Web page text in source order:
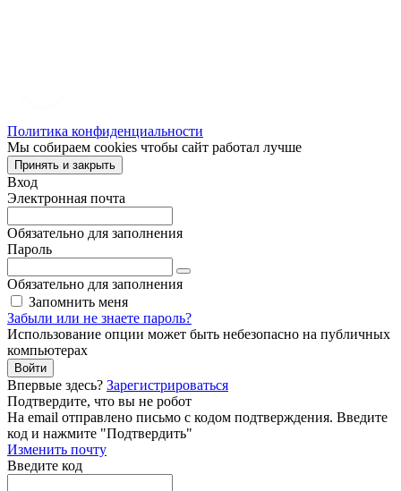
Политика конфиденциальности
Мы собираем cookies чтобы сайт работал лучше
Принять и закрыть
Вход
Электронная почта
Обязательно для заполнения
Пароль
Обязательно для заполнения
Запомнить меня
Забыли или не знаете пароль?
Использование опции может быть небезопасно на публичных
компьютерах
Войти
Впервые здесь? Зарегистрироваться
Подтвердите, что вы не робот
Ha email отправлено письмо с кодом подтверждения. Введите
код и нажмите "Подтвердить"
Изменить почту
Введите код